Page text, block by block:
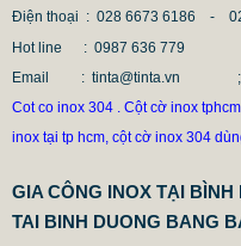
Điện thoại : 028 6673 6186 -
Hot line
: 0987 636
Email
: tinta@tinta.vn ;
Cot co inox 304 . Cột cờ inox
inox tại tp hcm, cột cờ inox 304
GIA CÔNG INOX TẠI
TAI BINH DUONG BANG